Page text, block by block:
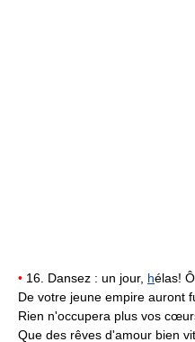
• 16. Dansez : un jour, hélas!
De votre jeune empire auront
Rien n'occupera plus vos
Que des rêves d'amour bien